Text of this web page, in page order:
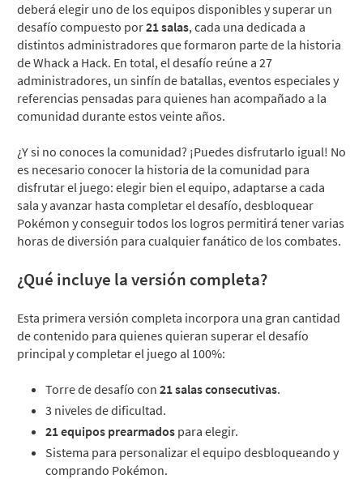
deberá elegir uno de los equipos disponibles y superar un
desafío compuesto por21 salas, cada una dedicada a
distintos administradores que formaron parte de la historia
de Whack a Hack. En total, el desafío reúne a 27
administradores, un sinfín de batallas, eventos especiales y
referencias pensadas para quienes han acompañado a la
comunidad durante estos veinte años.
¿Y si no conoces la comunidad? ¡Puedes disfrutarlo igual! No
es necesario conocer la historia de la comunidad para
disfrutar el juego: elegir bien el equipo, adaptarse a cada
sala y avanzar hasta completar el desafío, desbloquear
Pokémon y conseguir todos los logros permitirá tener varias
horas de diversión para cualquier fanático de los combates.
¿Qué incluye la versión completa?
Esta primera versión completa incorpora una gran cantidad
de contenido para quienes quieran superar el desafío
principal y completar el juego al 100%:
Torre de desafío con 21 salas consecutivas.
3 niveles de dificultad.
21 equipos prearmados para elegir.
Sistema para personalizar el equipo desbloqueando y
comprando Pokémon.